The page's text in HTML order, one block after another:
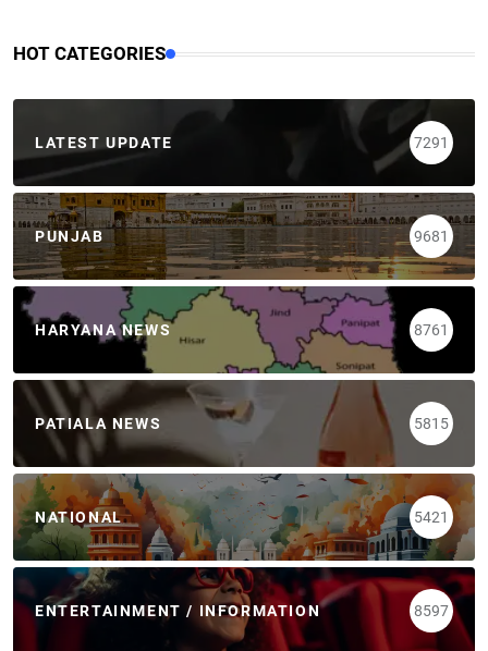
HOT CATEGORIES
LATEST UPDATE 7291
PUNJAB 9681
HARYANA NEWS 8761
PATIALA NEWS 5815
NATIONAL 5421
ENTERTAINMENT / INFORMATION 8597